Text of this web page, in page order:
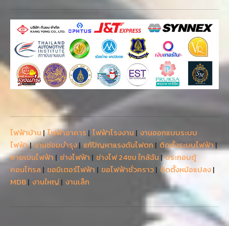
ไฟฟ้าบ้าน |ไฟฟ้าอาคาร | ไฟฟ้าโรงงาน | งานออกแบบระบบ
ไฟฟ้า|งานซ่อมบำรุง| แก้ปัญหาแรงดันไฟตก | ติดตั้งระบบไฟฟ้า|
สายเมนไฟฟ้า | ช่างไฟฟ้า | ช่างไฟ 24ชม ใกล้ฉัน |ประกอบตู้
คอนโทรล | ขอมิเตอร์ไฟฟ้า | ขอไฟฟ้าชั่วคราว| ติดตั้งหม้อแปลง|
MDB| งานใหญ่| งานเล็ก